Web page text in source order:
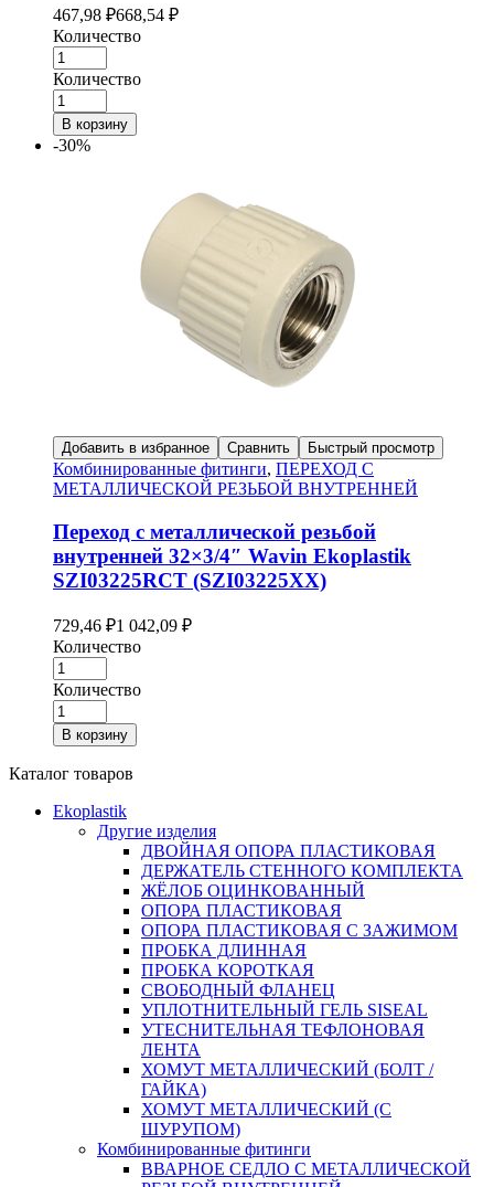
467,98 ₽668,54 ₽
Количество
Количество
В корзину
-30%
Добавить в избранное Сравнить Быстрый просмотр
Комбинированные фитинги, ПЕРЕХОД С
МЕТАЛЛИЧЕСКОЙ РЕЗЬБОЙ ВНУТРЕННЕЙ
Переход с металлической резьбой
внутренней 32×3/4″ Wavin Ekoplastik
SZI03225RCT (SZI03225XX)
729,46 ₽1 042,09 ₽
Количество
Количество
В корзину
Каталог товаров
Ekoplastik
Другие изделия
ДВОЙНАЯ ОПОРА ПЛАСТИКОВАЯ
ДЕРЖАТЕЛЬ СТЕННОГО КОМПЛЕКТА
ЖЁЛОБ ОЦИНКОВАННЫЙ
ОПОРА ПЛАСТИКОВАЯ
ОПОРА ПЛАСТИКОВАЯ С ЗАЖИМОМ
ПРОБКА ДЛИННАЯ
ПРОБКА КОРОТКАЯ
СВОБОДНЫЙ ФЛАНЕЦ
УПЛОТНИТЕЛЬНЫЙ ГЕЛЬ SISEAL
УТЕСНИТЕЛЬНАЯ ТЕФЛОНОВАЯ
ЛЕНТА
ХОМУТ МЕТАЛЛИЧЕСКИЙ (БОЛТ /
ГАЙКА)
ХОМУТ МЕТАЛЛИЧЕСКИЙ (С
ШУРУПОМ)
Комбинированные фитинги
ВВАРНОЕ СЕДЛО С МЕТАЛЛИЧЕСКОЙ